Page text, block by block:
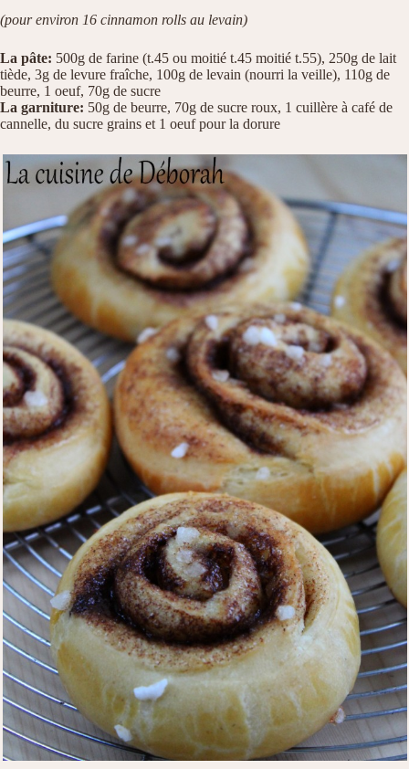
(pour environ 16 cinnamon rolls au levain)
La pâte: 500g de farine (t.45 ou moitié t.45 moitié t.55), 250g de lait
tiède, 3g de levure fraîche, 100g de levain (nourri la veille), 110g de
beurre, 1 oeuf, 70g de sucre
La garniture: 50g de beurre, 70g de sucre roux, 1 cuillère à café de
cannelle, du sucre grains et 1 oeuf pour la dorure